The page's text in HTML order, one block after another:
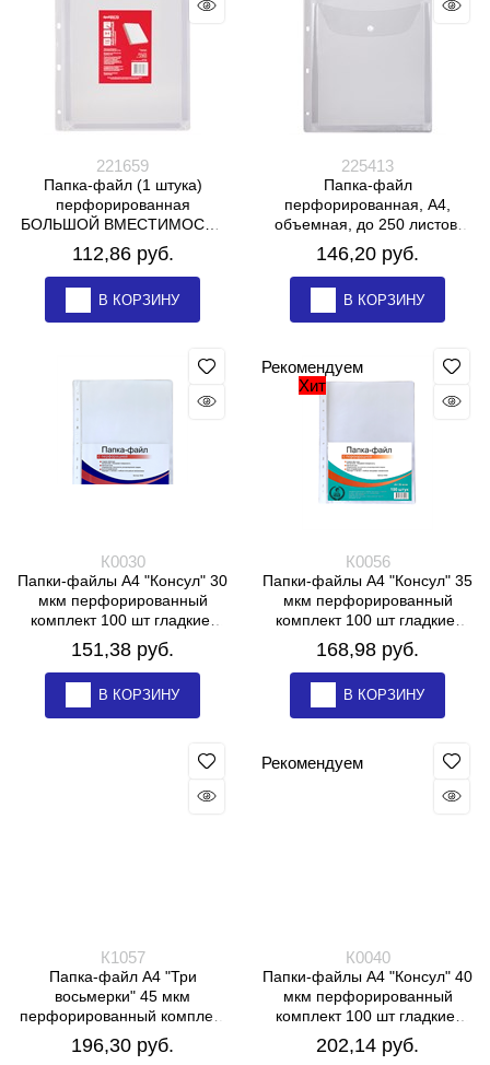
221659
Папка-файл (1 штука)
перфорированная
БОЛЬШОЙ ВМЕСТИМОСТИ
до 250 листов, А4, 180 мкм,
ДПС, 2305
112,86 руб.
В КОРЗИНУ
225413
Папка-файл
перфорированная, А4,
объемная, до 250 листов,
клапан с кнопкой, 180 мкм,
ДПС, 2308
146,20 руб.
В КОРЗИНУ
К0030
Папки-файлы А4 "Консул" 30
мкм перфорированный
комплект 100 шт гладкие,
ВЫСОКОЕ КАЧЕСТВО
151,38 руб.
В КОРЗИНУ
Рекомендуем
Хит
К0056
Папки-файлы А4 "Консул" 35
мкм перфорированный
комплект 100 шт гладкие,
ВЫСОКОЕ КАЧЕСТВО
168,98 руб.
В КОРЗИНУ
К1057
Папка-файл А4 "Три
восьмерки" 45 мкм
перфорированный комплект
100 шт гладкие, ЭКОНОМ
196,30 руб.
Рекомендуем
К0040
Папки-файлы А4 "Консул" 40
мкм перфорированный
комплект 100 шт гладкие,
ВЫСОКОЕ КАЧЕСТВО
202,14 руб.